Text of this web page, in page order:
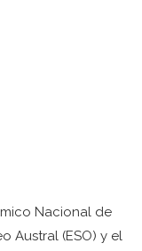
Nacional de
Austral (ESO) y el